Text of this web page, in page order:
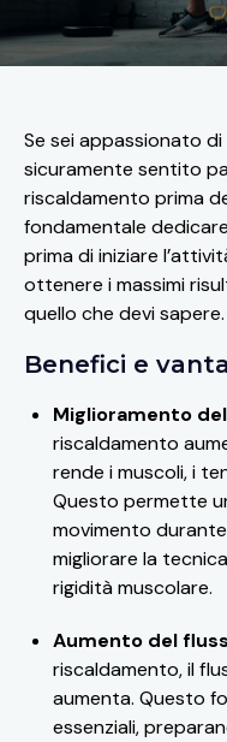
Se sei appassionato
sicuramente sentito
riscaldamento prima
fondamentale
prima di iniziare
ottenere i massimi
quello che devi sapere.
Benefici e
Miglioramento
riscaldamento
rende i muscoli, i
Questo permette
movimento
migliorare la
rigidità muscolare.
Aumento del
riscaldamento, il
aumenta. Questo
essenziali,